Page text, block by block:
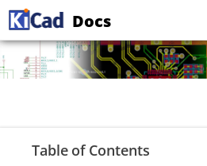
Docs
Table of Contents